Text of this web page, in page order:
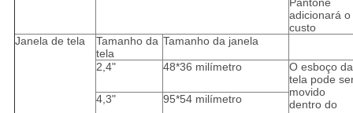
Pantone
adicionará o
custo
Janela de tela
Tamanho da
tela
Tamanho da janela
2,4" 48*36 milímetro
O esboço da
tela pode
movido
dentro do
4,3" 95*54 milímetro